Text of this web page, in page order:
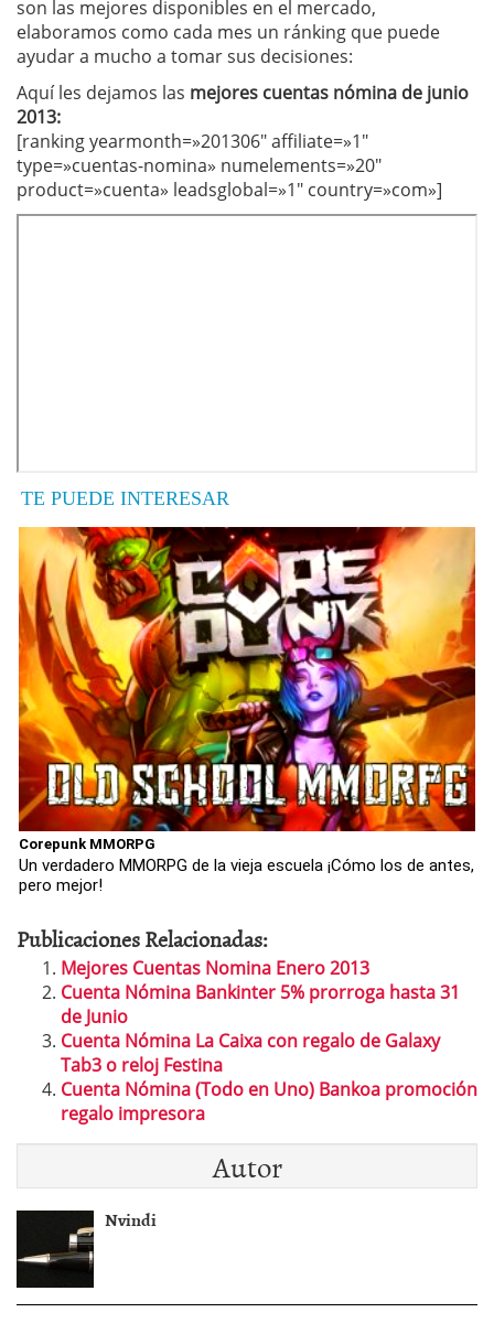
son las mejores disponibles en el mercado,
elaboramos como cada mes un ránking que puede
ayudar a mucho a tomar sus decisiones:
Aquí les dejamos las mejores cuentas nómina de junio
2013:
[ranking yearmonth=»201306″ affiliate=»1″
type=»cuentas-nomina» numelements=»20″
product=»cuenta» leadsglobal=»1″ country=»com»]
TE PUEDE INTERESAR
Corepunk MMORPG
Un verdadero MMORPG de la vieja escuela ¡Cómo los de antes,
pero mejor!
Publicaciones Relacionadas:
Mejores Cuentas Nomina Enero 2013
Cuenta Nómina Bankinter 5% prorroga hasta 31
de Junio
Cuenta Nómina La Caixa con regalo de Galaxy
Tab3 o reloj Festina
Cuenta Nómina (Todo en Uno) Bankoa promoción
regalo impresora
Autor
Nvindi